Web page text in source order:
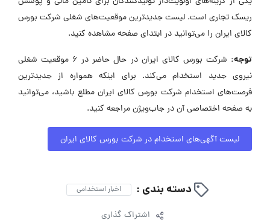
ریسک تجاری است. لیست جدیدترین موقعیت‌های شغلی شرکت بورس
کالای ایران را می‌توانید در ابتدای صفحه مشاهده کنید.
توجه:
شرکت بورس کالای ایران در حال حاضر در ۶ موقعیت شغلی
نیروی جدید استخدام می‌کند. برای اینکه همواره از جدیدترین
فرصت‌های استخدام شرکت بورس کالای ایران مطلع باشید، می‌توانید
به صفحه اختصاصی آن در جاب‌ویژن مراجعه کنید.
لیست آگهی‌های استخدام در شرکت بورس کالای ایران
دسته بندی : اخبار استخدامی
اشتراک گذاری